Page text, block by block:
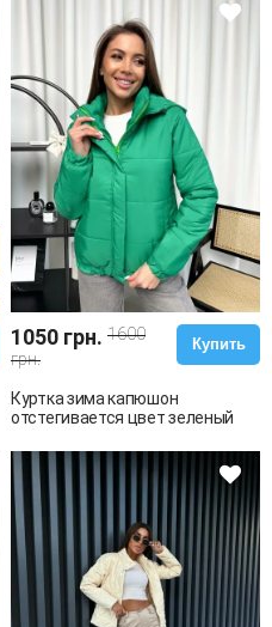
1050 грн. 1600
грн.
Купить
Куртка зима капюшон
отстегивается цвет зеленый